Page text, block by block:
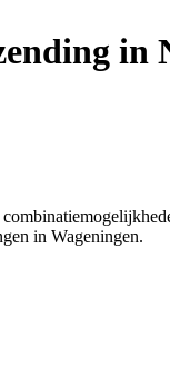
in
in Wageningen.